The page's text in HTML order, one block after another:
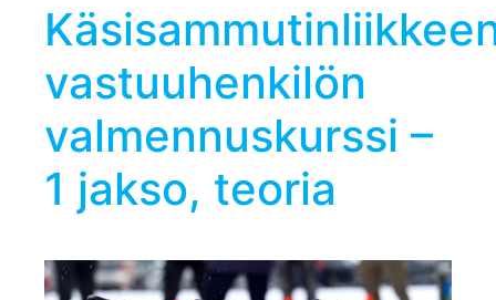
vastuuhenkilön
valmennuskurssi –
1 jakso, teoria